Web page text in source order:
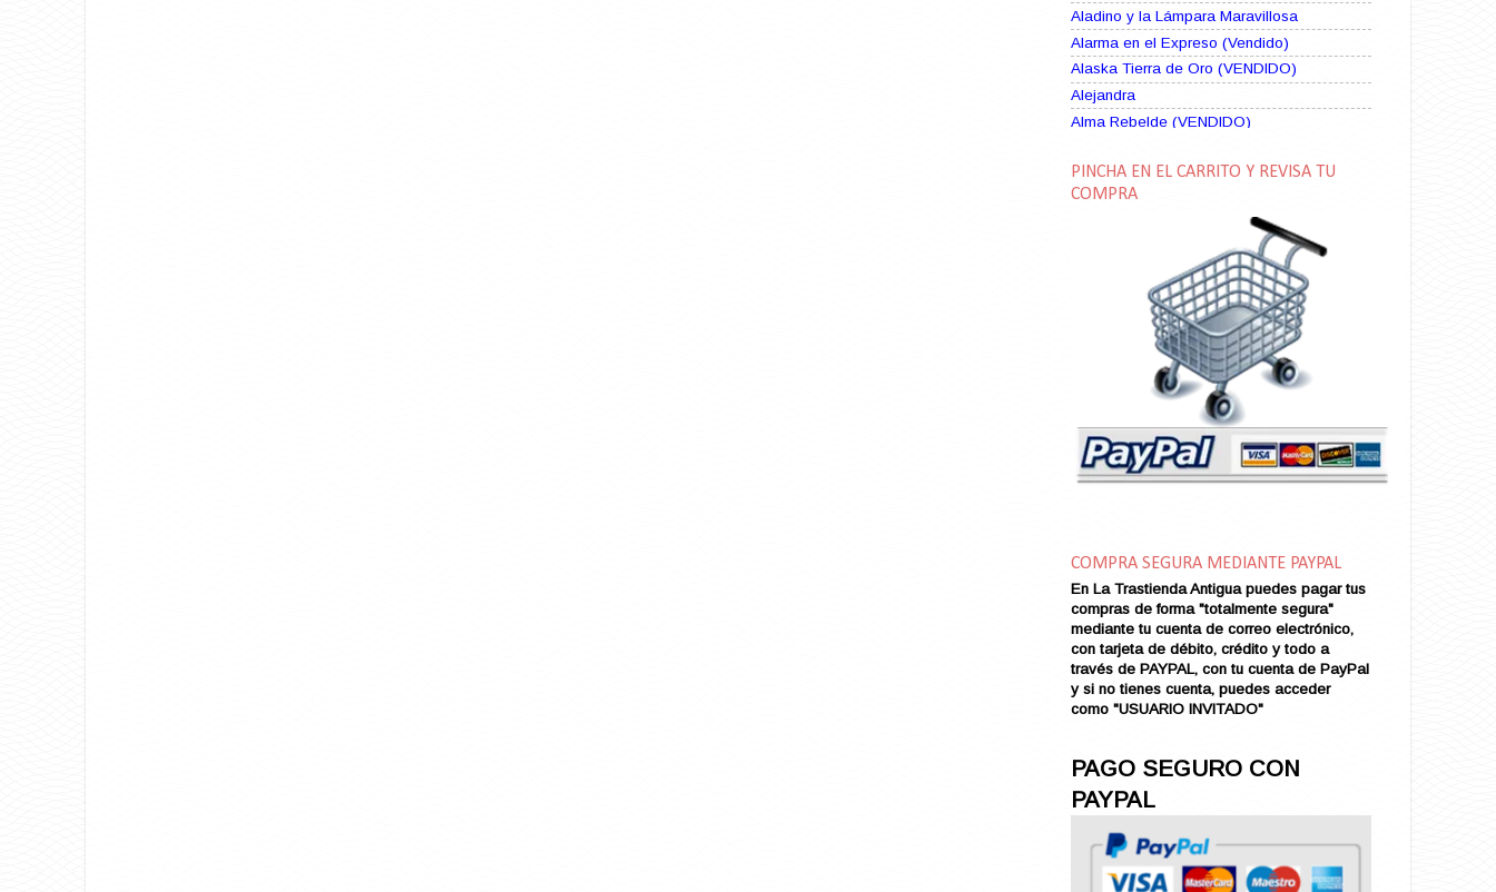
Aladino y la Lámpara Maravillosa
Alarma en el Expreso (Vendido)
Alaska Tierra de Oro (VENDIDO)
Alejandra
Alma Rebelde (VENDIDO)
Alma en Suplicio (VENDIDO)
Almas Borrascosas
Amame esta Noche (VENDIDO)
Amanda La Paciente Peligrosa
Amarga Victoria
Amor a Medianoche
Amor en Conserva (VENDIDO)
Amor que Mata
Amor sin Refugio
Ana de Brooklyn
Ana y El Rey de Siam
Anatomía de un Asesinato
Andrés Harvey Millonario (VENDIDO)
Andrés Harvey Tenorio
Andrés Harvey se Enamora (VENDIDO)
Aníbal
Aquella Noche en Rio
Arenas Sangrientas
Argel (VENDIDO)
Armonías de Juventud (VENDIDO)
PINCHA EN EL CARRITO Y REVISA TU
COMPRA
COMPRA SEGURA MEDIANTE PAYPAL
En La Trastienda Antigua puedes pagar tus
compras de forma "totalmente segura"
mediante tu cuenta de correo electrónico,
con tarjeta de débito, crédito y todo a
través de PAYPAL, con tu cuenta de PayPal
y si no tienes cuenta, puedes acceder
como "USUARIO INVITADO"
PAGO SEGURO CON
PAYPAL